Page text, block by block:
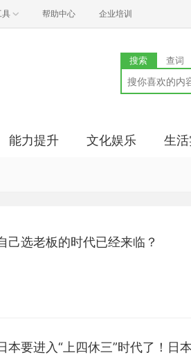
具 帮助中心 企业培训
搜索 查词
能力提升 文化娱乐 生活
己选老板的时代已经来临？
本要进入“上四休三”时代了！日